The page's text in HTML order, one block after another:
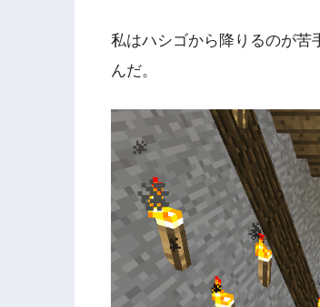
私はハシゴから降りるのが苦
んだ。